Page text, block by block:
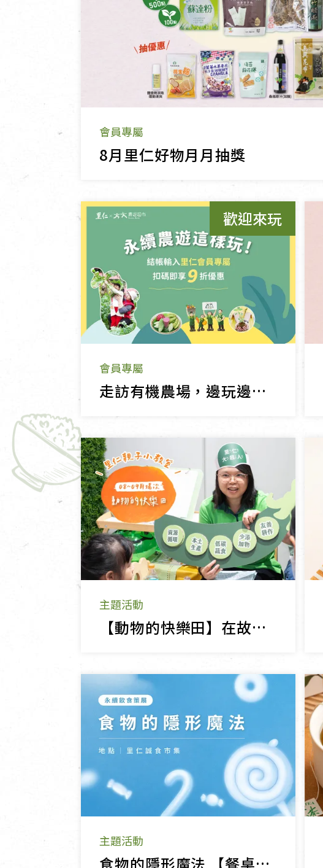
會員專屬
8月里仁好物月月抽獎
歡迎來玩
會員專屬
走訪有機農場，邊玩邊守護大地~ 里仁會員專享9折優惠！
主題活動
【動物的快樂田】在故事裡，認識友善耕作！
主題活動
食物的隱形魔法 【餐桌上的博物館】